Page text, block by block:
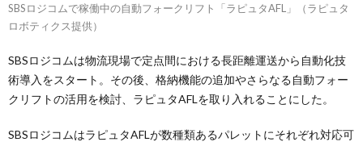
SBSロジコムで稼働中の自動フォークリフト「ラピュタAFL」（ラピュタ
ロボティクス提供）
SBSロジコムは物流現場で定点間における長距離運送から自動化技
術導入をスタート。その後、格納機能の追加やさらなる自動フォー
クリフトの活用を検討、ラピュタAFLを取り入れることにした。
SBSロジコムはラピュタAFLが数種類あるパレットにそれぞれ対応可